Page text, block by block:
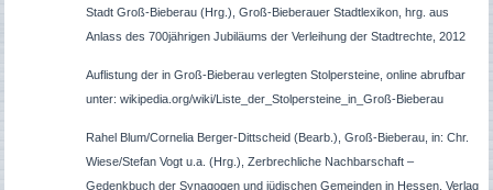
Stadt Groß-Bieberau (Hrg.), Groß-Bieberauer Stadtlexikon, hrg. aus
Anlass des 700jährigen Jubiläums der Verleihung der Stadtrechte, 2012
Auflistung der in Groß-Bieberau verlegten Stolpersteine, online abrufbar
unter: wikipedia.org/wiki/Liste_der_Stolpersteine_in_Groß-Bieberau
Rahel Blum/Cornelia Berger-Dittscheid (Bearb.), Groß-Bieberau, in: Chr.
Wiese/Stefan Vogt u.a. (Hrg.), Zerbrechliche Nachbarschaft –
Gedenkbuch der Synagogen und jüdischen Gemeinden in Hessen, Verlag